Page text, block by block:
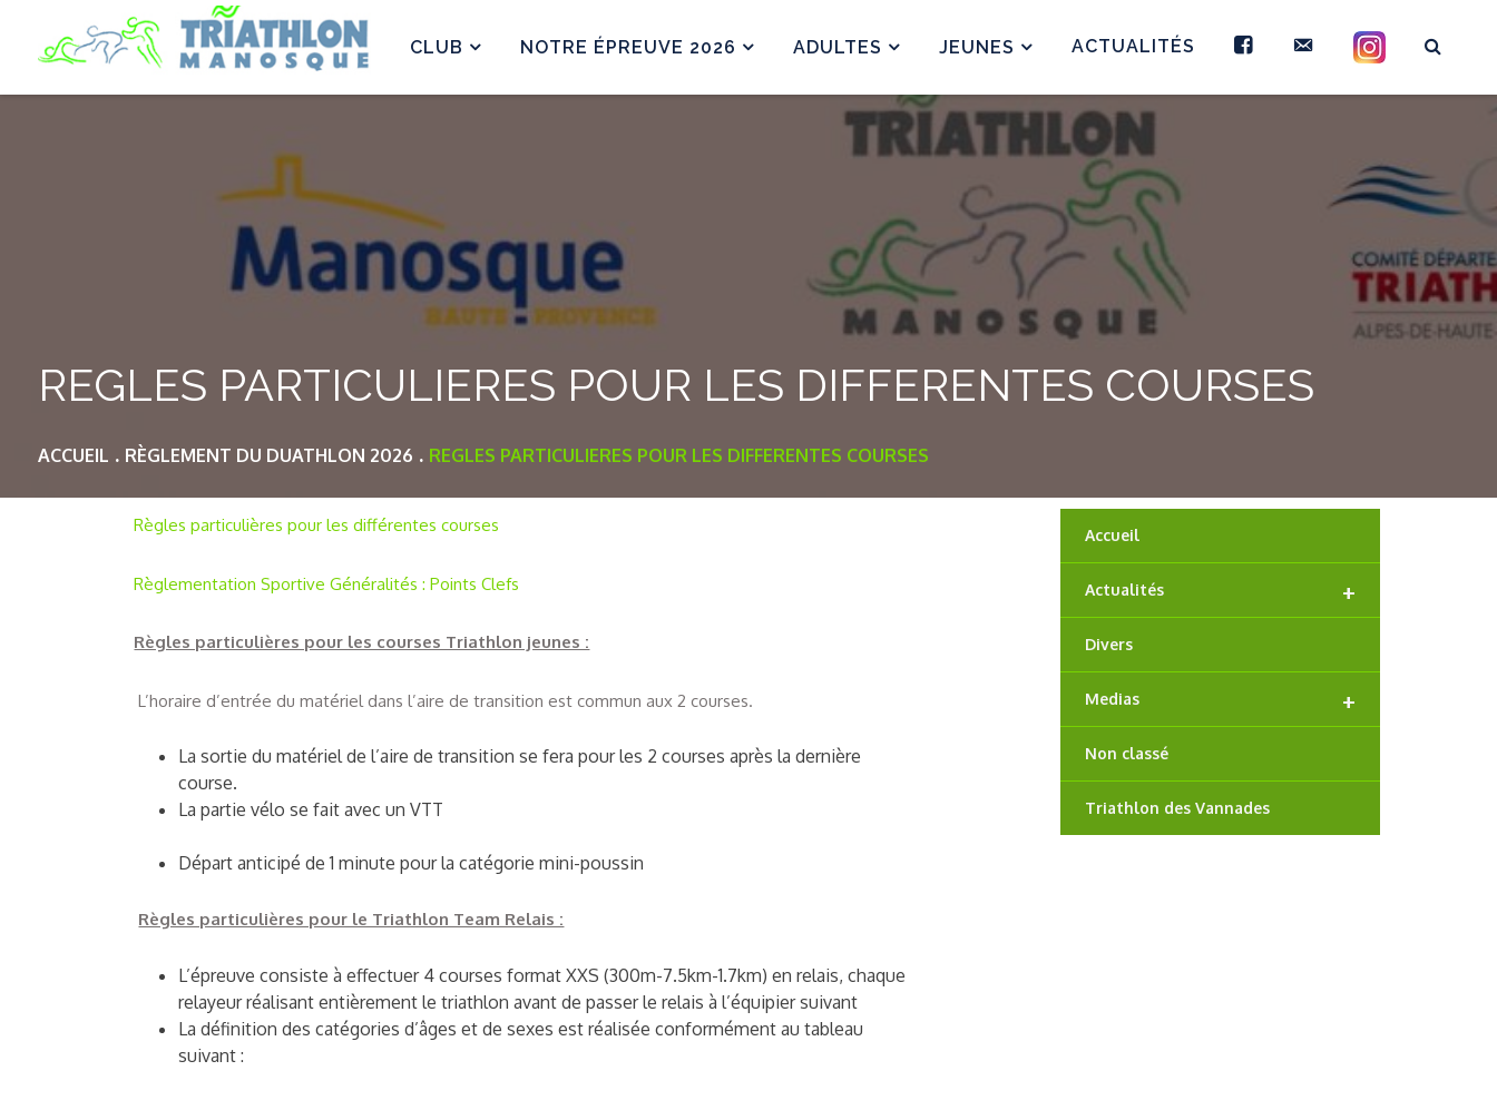
content
CLUB NOTRE ÉPREUVE 2026 ADULTES JEUNES ACTUALITÉS FB CONTACTINSTAGRAM
REGLES PARTICULIERES POUR LES DIFFERENTES COURSES
ACCUEIL RÈGLEMENT DU DUATHLON 2026 REGLES PARTICULIERES POUR LES DIFFERENTES COURSES
Règles particulières pour les différentes courses
Règlementation Sportive Généralités : Points Clefs
Règles particulières pour les courses Triathlon jeunes :
L’horaire d’entrée du matériel dans l’aire de transition est commun aux 2 courses.
La sortie du matériel de l’aire de transition se fera pour les 2 courses après la dernière
course.
La partie vélo se fait avec un VTT
Départ anticipé de 1 minute pour la catégorie mini-poussin
Règles particulières pour le Triathlon Team Relais :
L’épreuve consiste à effectuer 4 courses format XXS (300m-7.5km-1.7km) en relais, chaque
relayeur réalisant entièrement le triathlon avant de passer le relais à l’équipier suivant
La définition des catégories d’âges et de sexes est réalisée conformément au tableau
suivant :
Accueil
+
Actualités
Divers
+
Medias
Non classé
Triathlon des Vannades